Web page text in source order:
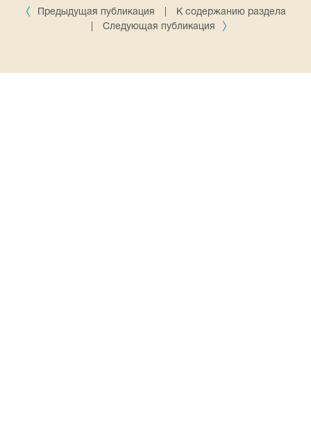
Предыдущая публикация
К содержанию раздела
Следующая публикация